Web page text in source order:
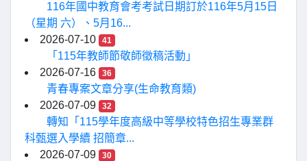
116年國中教育會考考試日期訂於116年5月15日
（星期 六）、5月16...
2026-07-10
41
「115年教師節敬師徵稿活動」
2026-07-16
36
青春專案文章分享(生命教育類)
2026-07-09
32
轉知「115學年度高級中等學校特色招生專業群
科甄選入學續 招簡章...
2026-07-09
30